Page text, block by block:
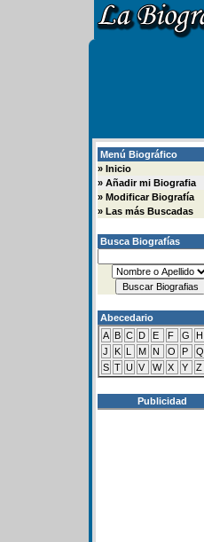
Menú Biográfico
» Inicio
» Añadir mi Biografia
» Modificar Biografía
» Las más Buscadas
Busca Biografías
Abecedario
A B C D E F G H
J
K L M N O P Q
S T U V W X Y Z
Publicidad